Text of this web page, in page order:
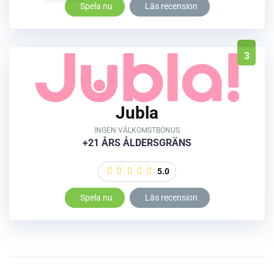
Spela nu Läs recension
3
Jubla
INGEN VÄLKOMSTBONUS
+21 ÅRS ÅLDERSGRÄNS
5.0
Spela nu Läs recension